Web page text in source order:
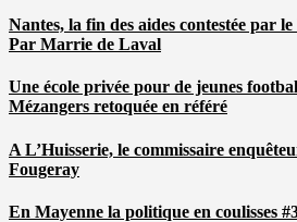
Nantes, la fin des aides contestée par
Par Marrie de Laval
Une école privée pour de jeunes
Mézangers retoquée en référé
A L’Huisserie, le commissaire
Fougeray
En Mayenne la politique en coulisses